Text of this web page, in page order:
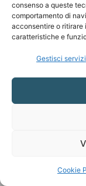
consenso a queste
comportamento di
acconsentire o ritirare
caratteristiche e
Gestisci servizi
Cookie